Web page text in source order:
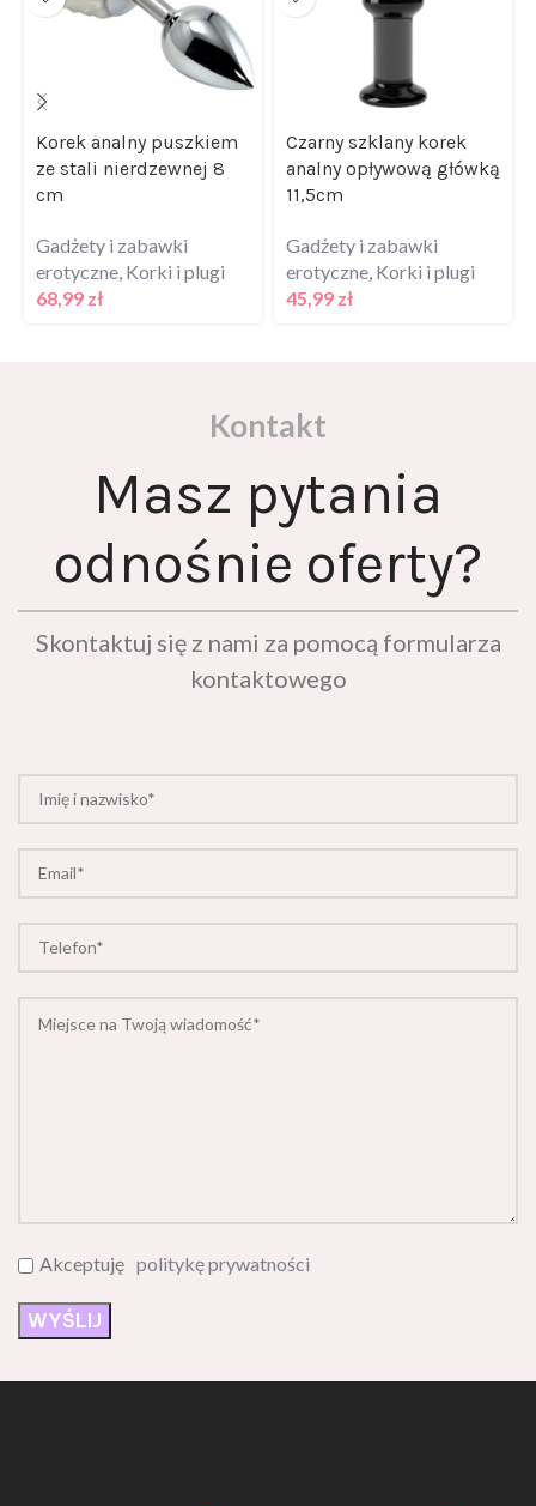
Korek analny puszkiem
ze stali nierdzewnej 8
cm
Gadżety i zabawki
erotyczne
Korki i plugi
68,99
zł
Czarny szklany korek
analny opływową główką
11,5cm
Gadżety i zabawki
erotyczne
Korki i plugi
45,99
zł
Kontakt
Masz pytania
odnośnie oferty?
Skontaktuj się z nami za pomocą formularza
kontaktowego
Akceptuję politykę prywatności